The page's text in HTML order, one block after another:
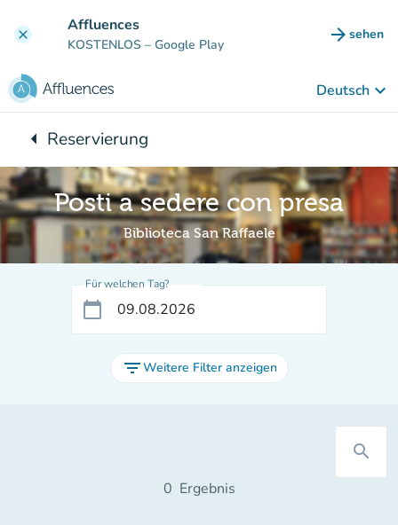
clear Affluences
KOSTENLOS – Google Play arrow_forward sehen
(new
Deutsch keyboard_arrow_down
arrow_leftZurück zu:
Reservierung
Posti a sedere con presa
Biblioteca San Raffaele
Für welchen Tag?
calendar_today
filter_listWeitere Filter anzeigen
search
0 Ergebnis